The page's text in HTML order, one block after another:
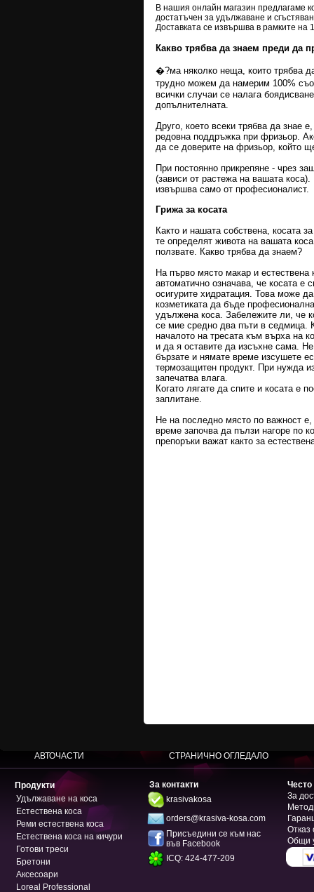
В нашия онлайн магазин предлагаме
достатъчен за удължаване и
Доставката се извършва в рамките на
Какво трябва да знаем преди да
�?ма няколко неща, които трябва
трудно можем да намерим 100%
всички случаи се налага
допълнителната.
Друго, което всеки трябва да знае
редовна поддръжка при фризьор.
да се доверите на фризьор, който
При постоянно прикрепяне - чрез
(зависи от растежа на вашата
извършва само от професионалист.
Грижа за косата
Както и нашата собствена, косата
те определят живота на вашата
ползвате. Какво трябва да знаем?
На първо място макар и естествена
автоматично означава, че косата е
осигурите хидратация. Това може
козметиката да бъде
удължена коса. Забележите ли, че
се мие средно два пъти в седмица.
началото на тресата към върха на
и да я оставите да изсъхне сама.
бързате и нямате време изсушете
термозащитен продукт. При нужда
запечатва влага.
Когато лягате да спите и косата е
заплитане.
Не на последно място по важност
време започва да пълзи нагоре по
препоръки важат както за
АВТОЧАСТИ СТРАНИЧНО ОГЛЕДАЛО
Продукти
Удължаване на коса
Естествена коса
Реми естествена коса
Естествена коса на кичури
Готови треси
Бретони
Аксесоари
Loreal Professional
За контакти
krasivakosa
orders@krasiva-kosa.com
Присъедини се към нас
във Facebook
ICQ: 424-477-209
Често
За
Отказ
Общи